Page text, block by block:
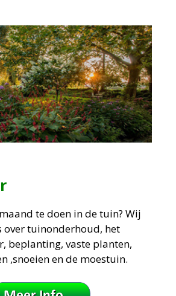
te doen in de tuin? Wij
over tuinonderhoud, het
beplanting, vaste planten,
,snoeien en de moestuin.